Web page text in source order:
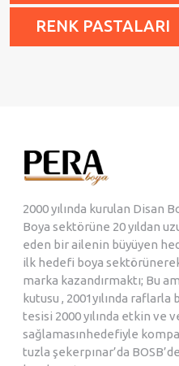
RENK PASTALARI
2000 yılında kurulan Disan
Boya sektörüne 20 yıldan
eden bir ailenin büyüyen
ilk hedefi boya
marka kazandırmaktı; Bu
kutusu , 2001yılında
tesisi 2000 yılında etkin ve
sağlamasınhedefiyle
tuzla şekerpınar’da